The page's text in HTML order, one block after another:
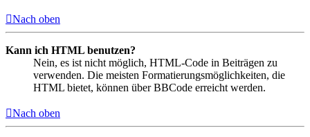
Nach oben
Kann ich HTML benutzen?
Nein, es ist nicht möglich, HTML-Code in Beiträgen zu
verwenden. Die meisten Formatierungsmöglichkeiten, die
HTML bietet, können über BBCode erreicht werden.
Nach oben